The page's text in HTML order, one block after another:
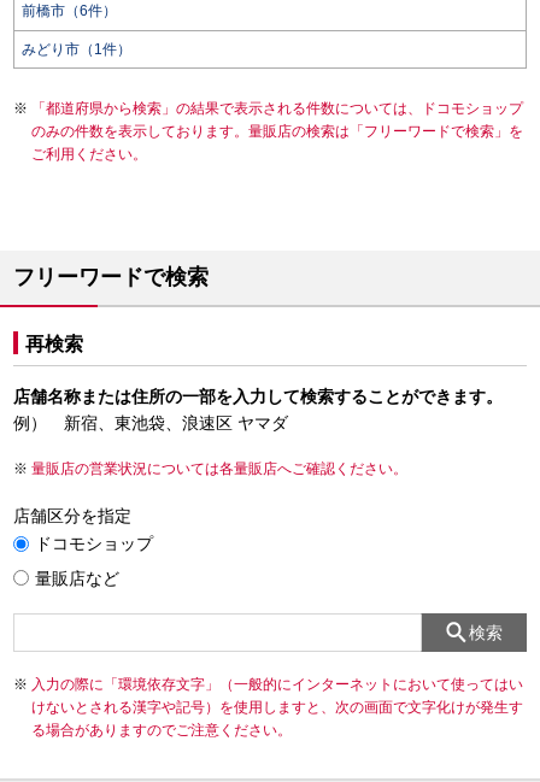
前橋市（6件）
みどり市（1件）
「都道府県から検索」の結果で表示される件数については、ドコモショップ
のみの件数を表示しております。量販店の検索は「フリーワードで検索」を
ご利用ください。
フリーワードで検索
再検索
店舗名称または住所の一部を入力して検索することができます。
例） 新宿、東池袋、浪速区 ヤマダ
量販店の営業状況については各量販店へご確認ください。
店舗区分を指定
ドコモショップ
量販店など
検索
入力の際に「環境依存文字」（一般的にインターネットにおいて使ってはい
けないとされる漢字や記号）を使用しますと、次の画面で文字化けが発生す
る場合がありますのでご注意ください。